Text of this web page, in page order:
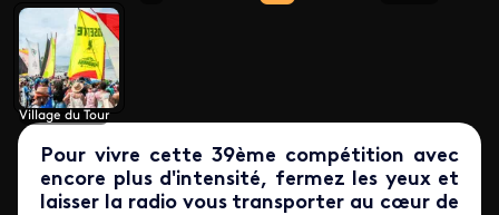
Village du Tour
Pour vivre cette 39ème compétition avec
encore plus d'intensité, fermez les yeux et
laisser la radio vous transporter au cœur de